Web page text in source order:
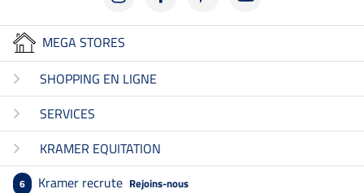
MEGA STORES
SHOPPING EN LIGNE
SERVICES
KRAMER EQUITATION
6 Kramer recrute Rejoins-nous